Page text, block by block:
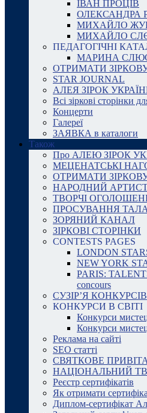
ІВАН ПРОЦІВ
ОЛЕКСАНДРА
МИХАЙЛО
МИХАЙЛО
ПЕДАГОГІЧНІ
МАРИНА
ОТРИМАТИ
STAR JOURNAL
АЛЕЯ ЗІРОК
Всі зіркові сторінки
Концерти
Галереї
ЗАЯВКА в каталоги
Також
Про АЛЕЮ ЗІРОК
МЕЦЕНАТСЬКІ
ОТРИМАТИ
НАРОДНИЙ АРТИСТ
ТВОРЧІ
ПРОСУВАННЯ
ЗОРЯНИЙ КАНАЛ
ЗІРКОВІ СТОРІНКИ
CONTESTS PAGES
LONDON
NEW YORK
PARIS:
concours
СУЗІР’Я КОНКУРСІВ
КОНКУРСИ В СВІТІ
Конкурси
Конкурси
Реклама на сайті
SEO статті
СВЯТКОВЕ
НАЦІОНАЛЬНИЙ
Реєстр сертифікатів
Як отримати
Диплом-сертифікат